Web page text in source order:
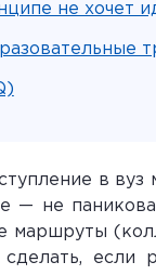
не хочет
в
— не
маршруты